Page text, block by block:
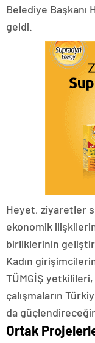
Belediye Başkanı
geldi.
Heyet, ziyaretler
ekonomik
birliklerinin
Kadın
TÜMGİŞ
çalışmaların
da
Ortak